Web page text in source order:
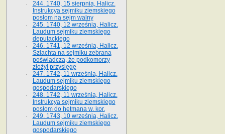
244. 1740, 15 sierpnia, Halicz.
Instrukcya sejmiku ziemskiego
posłom na sejm walny
245. 1740, 12 września, Halicz.
Laudum sejmiku ziemskiego
deputackiego
246. 1741, 12 września, Halicz.
Szlachta na sejmiku zebrana
poświadcza, że podkomorzy
złożył przysięgę
247. 1742, 11 września, Halicz.
Laudum sejmiku ziemskiego
gospodarskiego
248. 1742, 11 września, Halicz.
Instrukcya sejmiku ziemskiego
posłom do hetmana w. kor.
249. 1743, 10 września, Halicz.
Laudum sejmiku ziemskiego
gospodarskiego